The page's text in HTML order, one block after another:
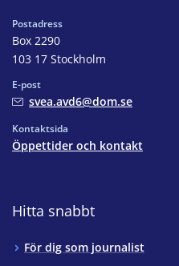
Postadress
Box 2290
103 17 Stockholm
E-post
svea.avd6@dom.se
Kontaktsida
Öppettider och kontakt
Hitta snabbt
För dig som journalist